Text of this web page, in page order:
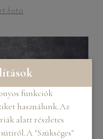
funkciók
használunk.Az
alatt részletes
"Szükséges"
foto